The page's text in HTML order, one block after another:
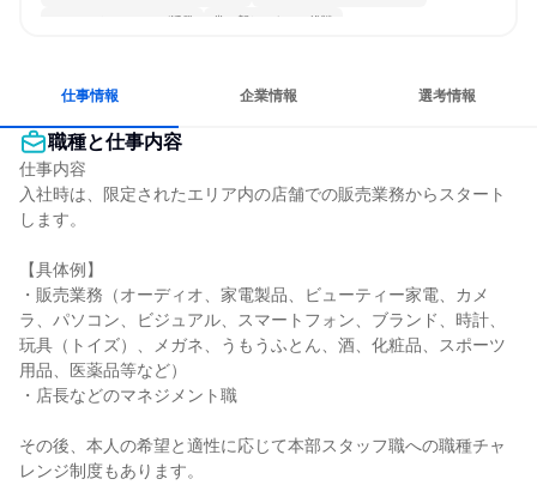
コミュニケーションが活発 常に新しいものに挑戦
仕事情報 企業情報 選考情報
職種と仕事内容
仕事内容
入社時は、限定されたエリア内の店舗での販売業務からスタート
します。
【具体例】
・販売業務（オーディオ、家電製品、ビューティー家電、カメ
ラ、パソコン、ビジュアル、スマートフォン、ブランド、時計、
玩具（トイズ）、メガネ、うもうふとん、酒、化粧品、スポーツ
用品、医薬品等など）
・店長などのマネジメント職
その後、本人の希望と適性に応じて本部スタッフ職への職種チャ
レンジ制度もあります。